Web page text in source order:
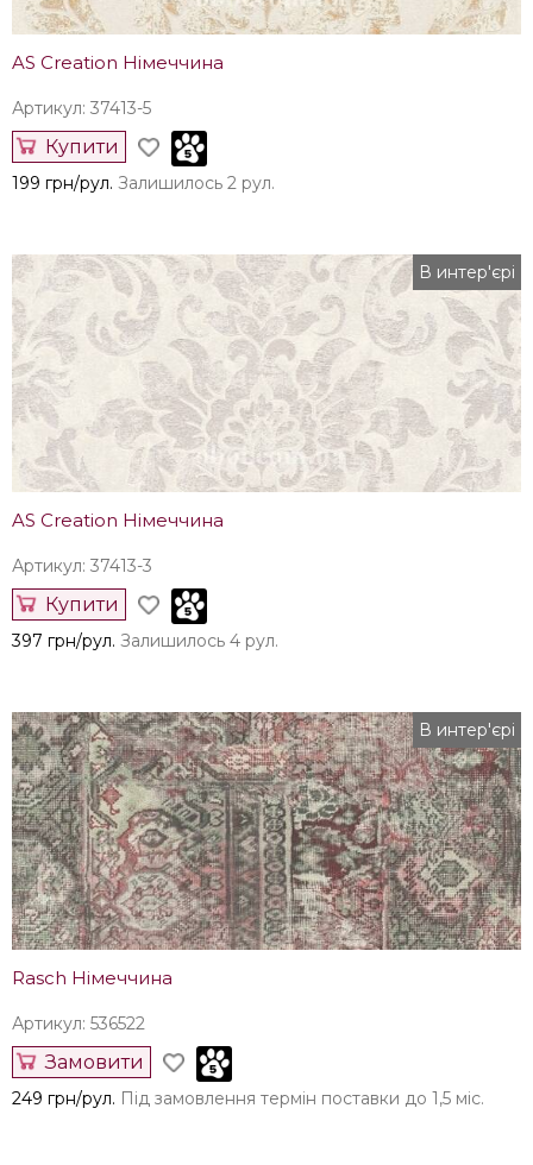
AS Creation Німеччина
Артикул: 37413-5
Купити
199 грн/рул. Залишилось 2 рул.
В интер'єрі
AS Creation Німеччина
Артикул: 37413-3
Купити
397 грн/рул. Залишилось 4 рул.
В интер'єрі
Rasch Німеччина
Артикул: 536522
Замовити
249 грн/рул. Під замовлення термін поставки до 1,5 міс.